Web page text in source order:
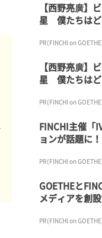
【西野亮廣】
星 僕たちはど
PR(FINCHI on
【西野亮廣】
星 僕たちはど
PR(FINCHI on
FINCHI主催「
ョンが話題に！
PR(FINCHI on
GOETHEと
メディアを創設
PR(FINCHI on